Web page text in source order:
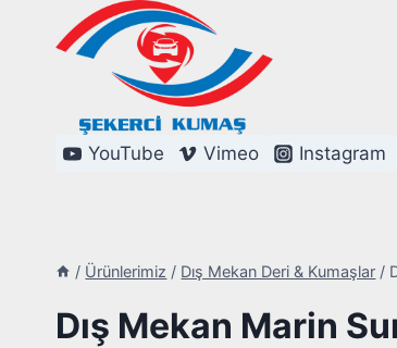
YouTube Vimeo Instagram
/ Ürünlerimiz / Dış Mekan Deri & Kumaşlar /
Dış Mekan Marin